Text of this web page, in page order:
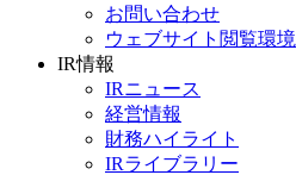
お問い合わせ
ウェブサイト閲覧環境
IR情報
IRニュース
経営情報
財務ハイライト
IRライブラリー